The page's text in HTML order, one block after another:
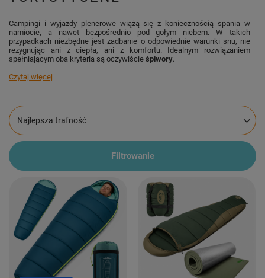
Campingi i wyjazdy plenerowe wiążą się z koniecznością spania w
namiocie, a nawet bezpośrednio pod gołym niebem. W takich
przypadkach niezbędne jest zadbanie o odpowiednie warunki snu, nie
rezygnując ani z ciepła, ani z komfortu. Idealnym rozwiązaniem
spełniającym oba kryteria są oczywiście śpiwory.
Czytaj więcej
Zmień sortowanie
Najlepsza trafność
Filtrowanie